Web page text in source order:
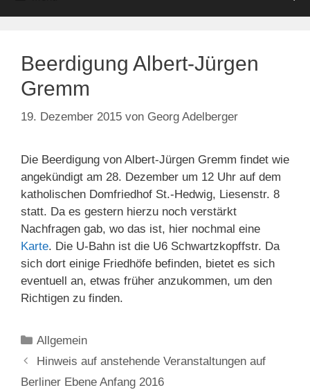
Beerdigung Albert-Jürgen
Gremm
19. Dezember 2015 von Georg Adelberger
Die Beerdigung von Albert-Jürgen Gremm findet wie
angekündigt am 28. Dezember um 12 Uhr auf dem
katholischen Domfriedhof St.-Hedwig, Liesenstr. 8
statt. Da es gestern hierzu noch verstärkt
Nachfragen gab, wo das ist, hier nochmal eine
Karte. Die U-Bahn ist die U6 Schwartzkopffstr. Da
sich dort einige Friedhöfe befinden, bietet es sich
eventuell an, etwas früher anzukommen, um den
Richtigen zu finden.
Kategorien
Allgemein
Hinweis auf anstehende Veranstaltungen auf
Berliner Ebene Anfang 2016